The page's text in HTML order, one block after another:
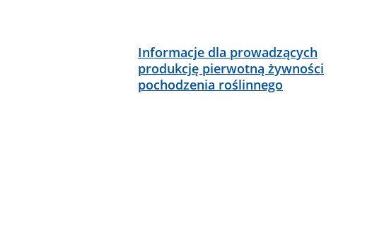
Informacje dla prowadzących
produkcję pierwotną żywności
pochodzenia roślinnego